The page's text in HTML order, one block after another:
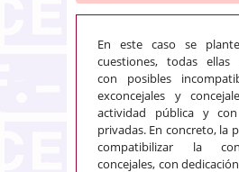
En este caso se
cuestiones, todas ellas
con posibles
exconcejales y
actividad pública y con
privadas. En concreto, la
compatibilizar la
concejales, con